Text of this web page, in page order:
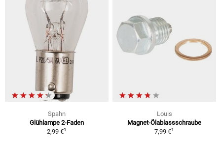
Spahn
Glühlampe 2-Faden
2,99 €1
Louis
Magnet-Ölablassschraube
7,99 €1